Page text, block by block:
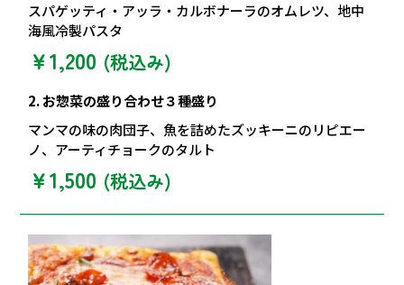
スパゲッティ・アッラ・カルボナーラのオムレツ、地中
海風冷製パスタ
￥1,200 (税込み)
2. お惣菜の盛り合わせ３種盛り
マンマの味の肉団子、魚を詰めたズッキーニのリピエー
ノ、アーティチョークのタルト
￥1,500 (税込み)